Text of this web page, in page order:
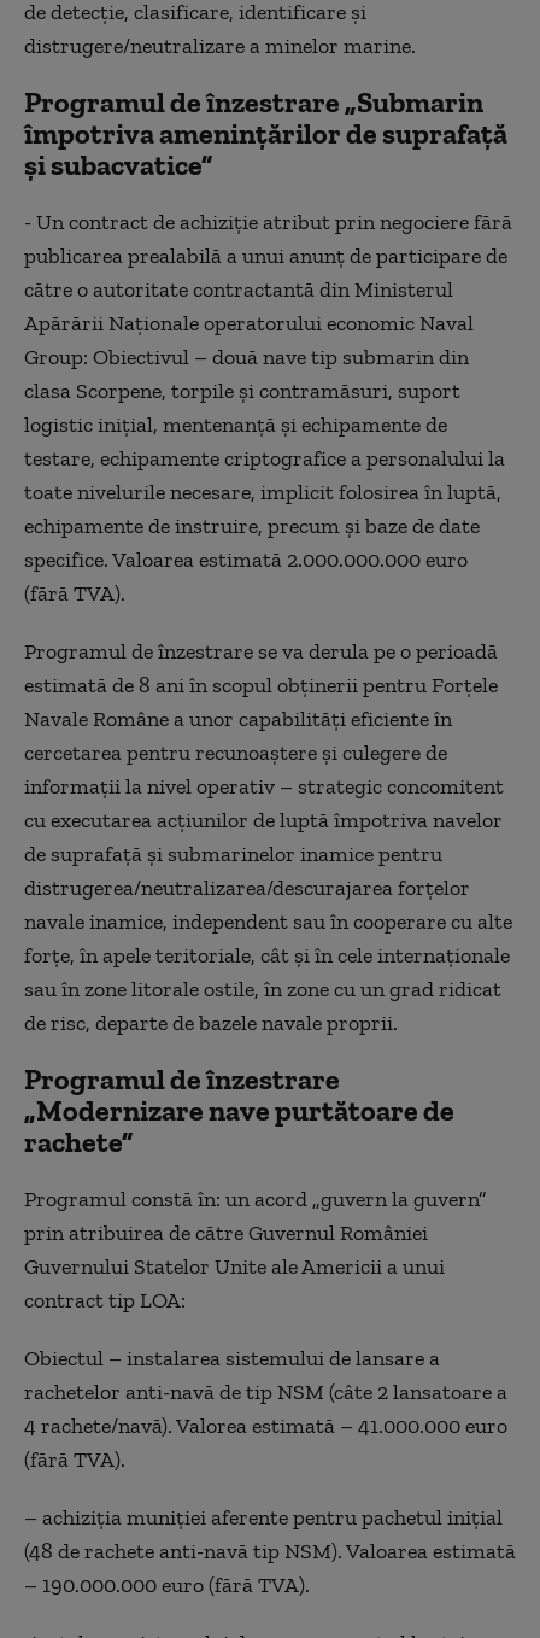
de detecţie, clasificare, identificare şi
distrugere/neutralizare a minelor marine.
Programul de înzestrare „Submarin
împotriva ameninţărilor de suprafaţă
şi subacvatice”
- Un contract de achiziţie atribut prin negociere fără
publicarea prealabilă a unui anunţ de participare de
către o autoritate contractantă din Ministerul
Apărării Naţionale operatorului economic Naval
Group: Obiectivul – două nave tip submarin din
clasa Scorpene, torpile şi contramăsuri, suport
logistic iniţial, mentenanţă şi echipamente de
testare, echipamente criptografice a personalului la
toate nivelurile necesare, implicit folosirea în luptă,
echipamente de instruire, precum şi baze de date
specifice. Valoarea estimată 2.000.000.000 euro
(fără TVA).
Programul de înzestrare se va derula pe o perioadă
estimată de 8 ani în scopul obţinerii pentru Forţele
Navale Române a unor capabilităţi eficiente în
cercetarea pentru recunoaştere şi culegere de
informaţii la nivel operativ – strategic concomitent
cu executarea acţiunilor de luptă împotriva navelor
de suprafaţă şi submarinelor inamice pentru
distrugerea/neutralizarea/descurajarea forţelor
navale inamice, independent sau în cooperare cu alte
forţe, în apele teritoriale, cât şi în cele internaţionale
sau în zone litorale ostile, în zone cu un grad ridicat
de risc, departe de bazele navale proprii.
Programul de înzestrare
„Modernizare nave purtătoare de
rachete”
Programul constă în: un acord „guvern la guvern”
prin atribuirea de către Guvernul României
Guvernului Statelor Unite ale Americii a unui
contract tip LOA:
Obiectul – instalarea sistemului de lansare a
rachetelor anti-navă de tip NSM (câte 2 lansatoare a
4 rachete/navă). Valorea estimată – 41.000.000 euro
(fără TVA).
– achiziţia muniţiei aferente pentru pachetul iniţial
(48 de rachete anti-navă tip NSM). Valoarea estimată
– 190.000.000 euro (fără TVA).